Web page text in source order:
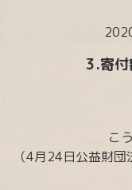
3.寄付
こ
（4月24日公益財